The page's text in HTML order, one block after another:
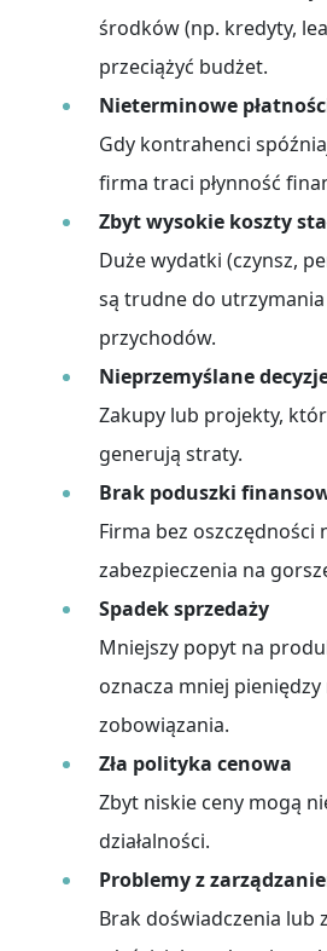
środków (np. kredyty,
przeciążyć budżet.
Nieterminowe
Gdy kontrahenci
firma traci płynność
Zbyt wysokie koszty
Duże wydatki (czynsz,
są trudne do
przychodów.
Nieprzemyślane
Zakupy lub projekty,
generują straty.
Brak poduszki
Firma bez oszczędności
zabezpieczenia na
Spadek sprzedaży
Mniejszy popyt na
oznacza mniej pieniędzy
zobowiązania.
Zła polityka cenowa
Zbyt niskie ceny mogą
działalności.
Problemy z
Brak doświadczenia lub